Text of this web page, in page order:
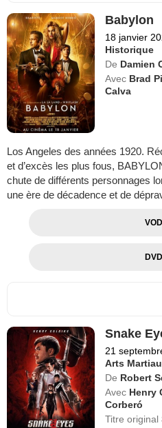
Babylon
18 janvier
Historique
De Damien
Avec Brad
Calva
Los Angeles des années 1920.
et d’excès les plus fous,
chute de différents personnages
une ère de décadence et de
VOD
DVD
Snake
21
Arts
De Robert
Avec Henry
Corberó
Titre original